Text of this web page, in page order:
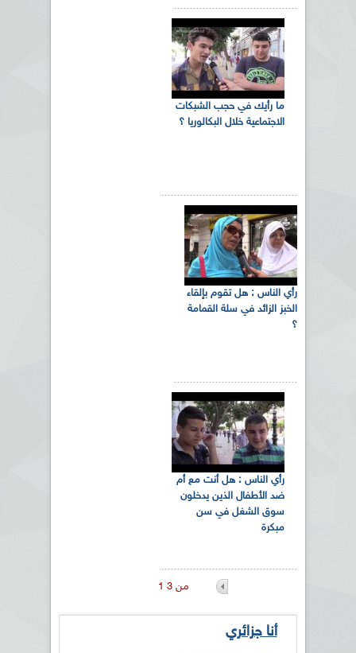
ما رأيك في حجب الشبكات
الاجتماعية خلال البكالوريا ؟
رأي الناس : هل تقوم بإلقاء
الخبز الزائد في سلة القمامة
؟
رأي الناس : هل أنت مع أم
ضد الأطفال الذين يدخلون
سوق الشغل في سن
مبكرة
1 من 3
أنا جزائري